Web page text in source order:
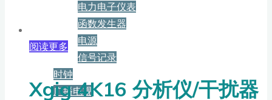
电力电子仪表
函数发生器
电源
信号记录
时钟
广播电视
阅读更多
Xgig 4K16 分析仪/干扰器